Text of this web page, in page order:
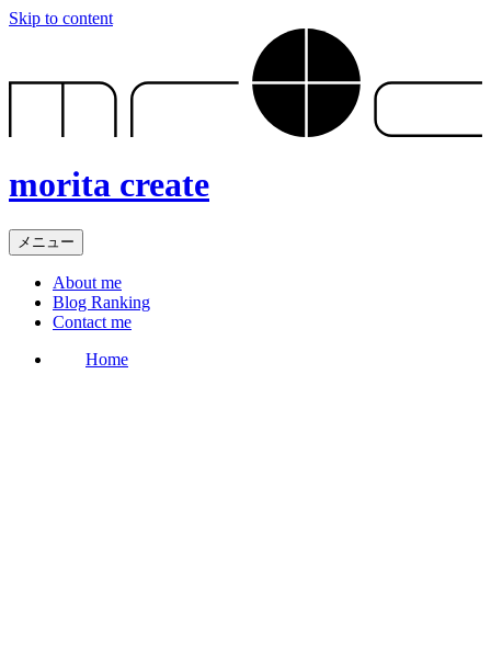
Skip to content
morita create
メニュー
About me
Blog Ranking
Contact me
Home